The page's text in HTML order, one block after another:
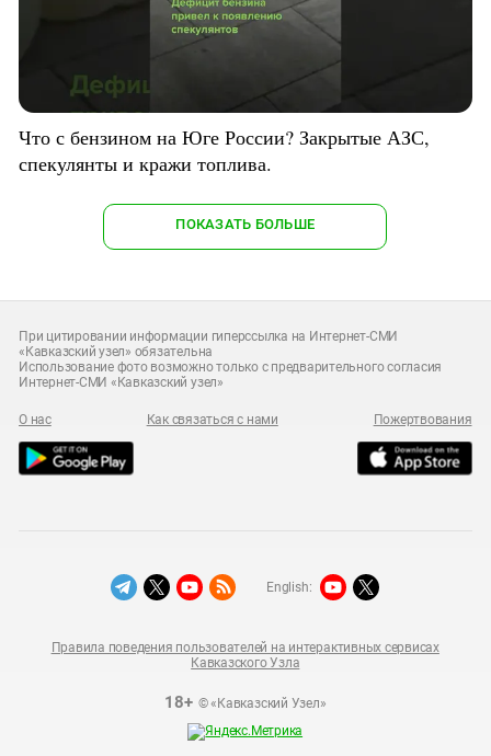
Что с бензином на Юге России? Закрытые АЗС,
спекулянты и кражи топлива.
ПОКАЗАТЬ БОЛЬШЕ
При цитировании информации гиперссылка на Интернет-СМИ
«Кавказский узел» обязательна
Использование фото возможно только с предварительного согласия
Интернет-СМИ «Кавказский узел»
О нас Как связаться с нами Пожертвования
18+© «Кавказский Узел»
Правила поведения пользователей на интерактивных сервисах
Кавказского Узла
English: